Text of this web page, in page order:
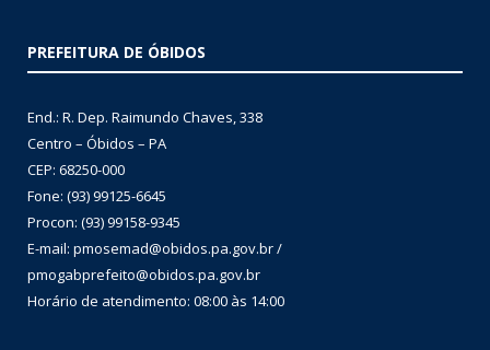
PREFEITURA DE ÓBIDOS
End.: R. Dep. Raimundo Chaves, 338
Centro – Óbidos – PA
CEP: 68250-000
Fone: (93) 99125-6645
Procon: (93) 99158-9345
E-mail: pmosemad@obidos.pa.gov.br /
pmogabprefeito@obidos.pa.gov.br
Horário de atendimento: 08:00 às 14:00